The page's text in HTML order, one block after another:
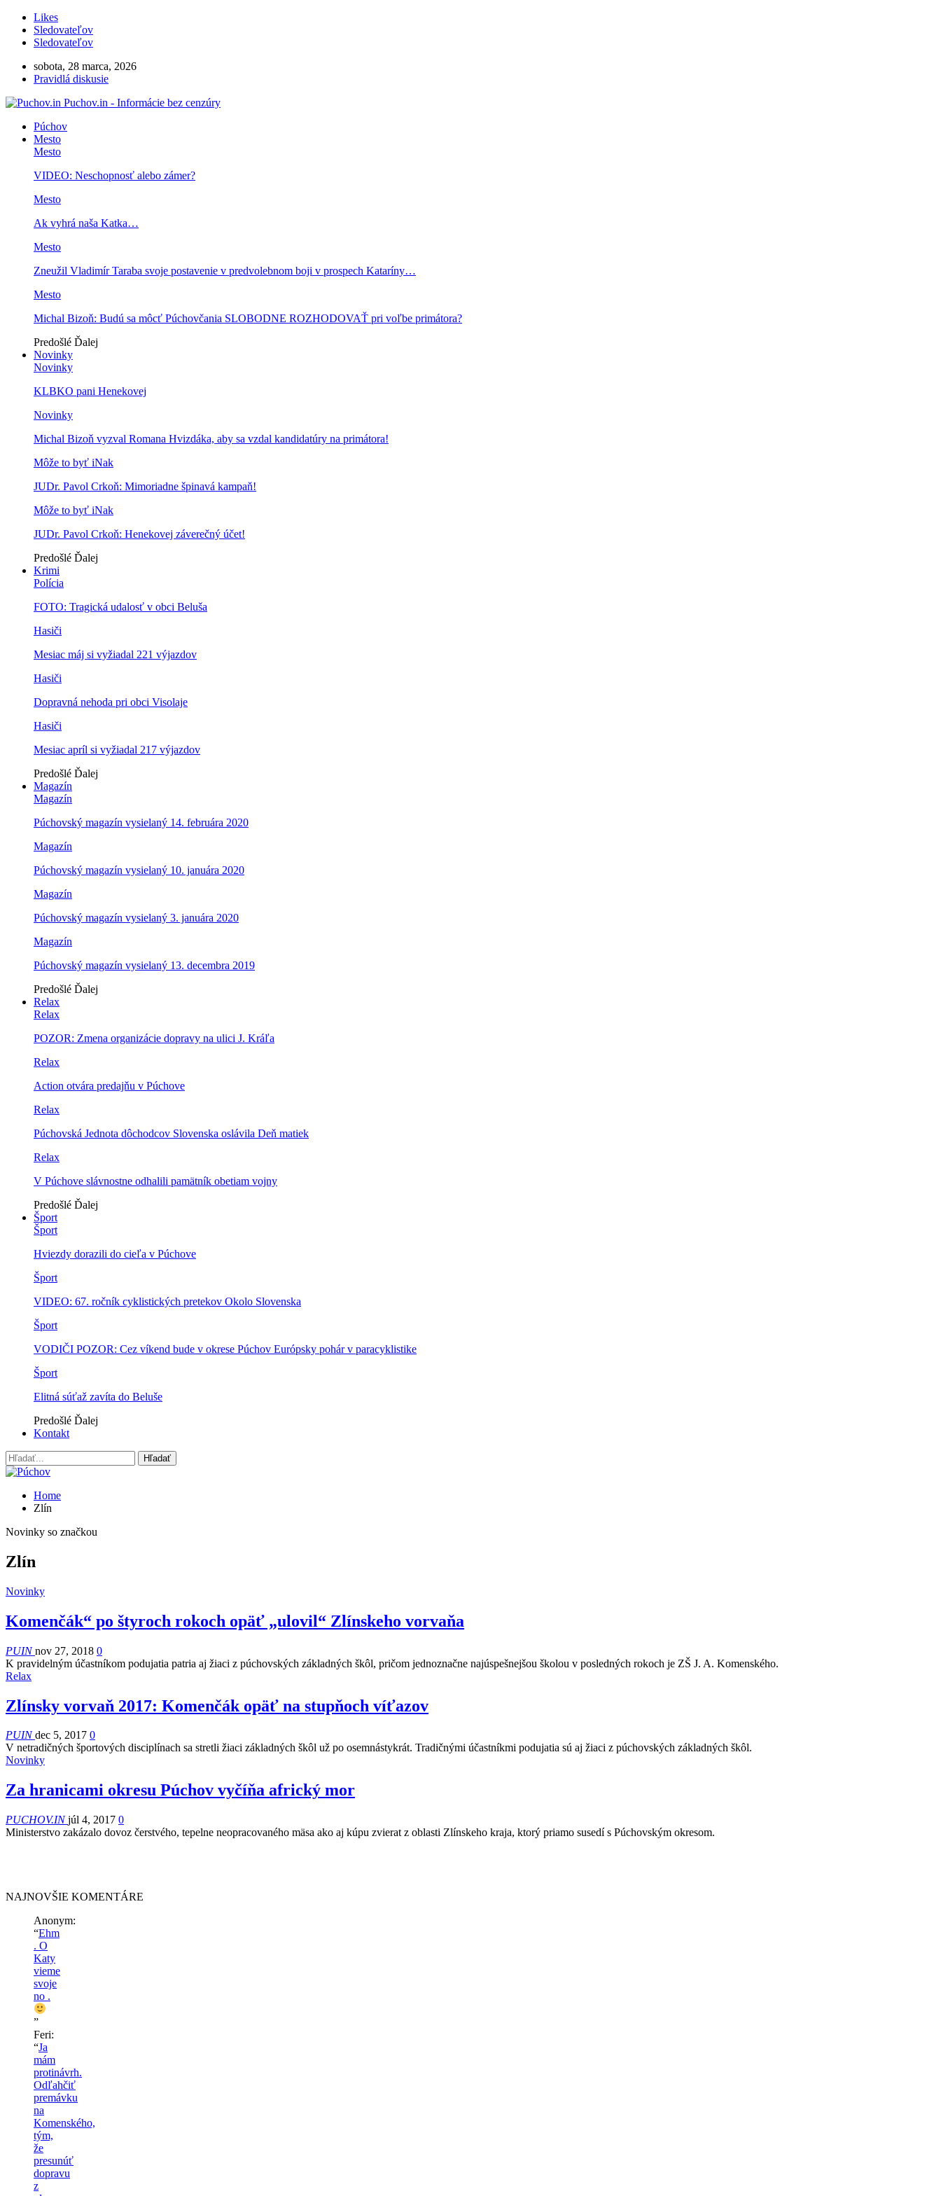
Likes
Sledovateľov
Sledovateľov
sobota, 28 marca, 2026
Pravidlá diskusie
Puchov.in - Informácie bez cenzúry
Púchov
Mesto
Mesto
VIDEO: Neschopnosť alebo zámer?
Mesto
Ak vyhrá naša Katka…
Mesto
Zneužil Vladimír Taraba svoje postavenie v predvolebnom boji v prospech Kataríny…
Mesto
Michal Bizoň: Budú sa môcť Púchovčania SLOBODNE ROZHODOVAŤ pri voľbe primátora?
Predošlé Ďalej
Novinky
Novinky
KLBKO pani Henekovej
Novinky
Michal Bizoň vyzval Romana Hvizdáka, aby sa vzdal kandidatúry na primátora!
Môže to byť iNak
JUDr. Pavol Crkoň: Mimoriadne špinavá kampaň!
Môže to byť iNak
JUDr. Pavol Crkoň: Henekovej záverečný účet!
Predošlé Ďalej
Krimi
Polícia
FOTO: Tragická udalosť v obci Beluša
Hasiči
Mesiac máj si vyžiadal 221 výjazdov
Hasiči
Dopravná nehoda pri obci Visolaje
Hasiči
Mesiac apríl si vyžiadal 217 výjazdov
Predošlé Ďalej
Magazín
Magazín
Púchovský magazín vysielaný 14. februára 2020
Magazín
Púchovský magazín vysielaný 10. januára 2020
Magazín
Púchovský magazín vysielaný 3. januára 2020
Magazín
Púchovský magazín vysielaný 13. decembra 2019
Predošlé Ďalej
Relax
Relax
POZOR: Zmena organizácie dopravy na ulici J. Kráľa
Relax
Action otvára predajňu v Púchove
Relax
Púchovská Jednota dôchodcov Slovenska oslávila Deň matiek
Relax
V Púchove slávnostne odhalili pamätník obetiam vojny
Predošlé Ďalej
Šport
Šport
Hviezdy dorazili do cieľa v Púchove
Šport
VIDEO: 67. ročník cyklistických pretekov Okolo Slovenska
Šport
VODIČI POZOR: Cez víkend bude v okrese Púchov Európsky pohár v paracyklistike
Šport
Elitná súťaž zavíta do Beluše
Predošlé Ďalej
Kontakt
Home
Zlín
Novinky so značkou
Zlín
Novinky
Komenčák“ po štyroch rokoch opäť „ulovil“ Zlínskeho vorvaňa
PUINnov 27, 2018 0
K pravidelným účastníkom podujatia patria aj žiaci z púchovských základných škôl, pričom jednoznačne najúspešnejšou školou v posledných rokoch je ZŠ J. A. Komenského.
Relax
Zlínsky vorvaň 2017: Komenčák opäť na stupňoch víťazov
PUINdec 5, 2017 0
V netradičných športových disciplínach sa stretli žiaci základných škôl už po osemnástykrát. Tradičnými účastníkmi podujatia sú aj žiaci z púchovských základných škôl.
Novinky
Za hranicami okresu Púchov vyčíňa africký mor
PUCHOV.INjúl 4, 2017 0
Ministerstvo zakázalo dovoz čerstvého, tepelne neopracovaného mäsa ako aj kúpu zvierat z oblasti Zlínskeho kraja, ktorý priamo susedí s Púchovským okresom.
NAJNOVŠIE KOMENTÁRE
Anonym:
“Ehm
. O
Katy
vieme
svoje
no .
”
Feri:
“Ja
mám
protinávrh.
Odľahčiť
premávku
na
Komenského,
tým,
že
presunúť
dopravu
z